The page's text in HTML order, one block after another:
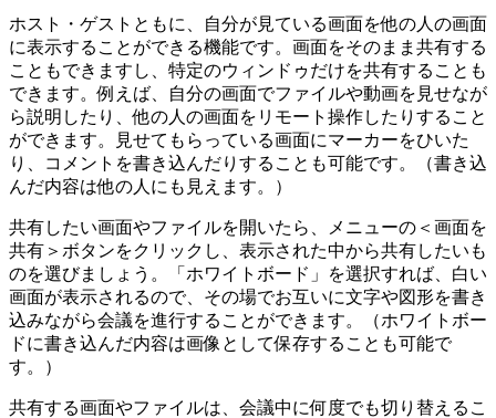
ホスト・ゲストともに、自分が見ている画面を他の人の画面
に表示することができる機能です。画面をそのまま共有する
こともできますし、特定のウィンドゥだけを共有することも
できます。例えば、自分の画面でファイルや動画を見せなが
ら説明したり、他の人の画面をリモート操作したりすること
ができます。見せてもらっている画面にマーカーをひいた
り、コメントを書き込んだりすることも可能です。（書き込
んだ内容は他の人にも見えます。）
共有したい画面やファイルを開いたら、メニューの＜画面を
共有＞ボタンをクリックし、表示された中から共有したいも
のを選びましょう。「ホワイトボード」を選択すれば、白い
画面が表示されるので、その場でお互いに文字や図形を書き
込みながら会議を進行することができます。（ホワイトボー
ドに書き込んだ内容は画像として保存することも可能で
す。）
共有する画面やファイルは、会議中に何度でも切り替えるこ